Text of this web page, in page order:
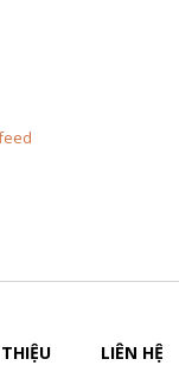
LIÊN HỆ